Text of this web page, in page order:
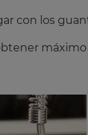
con los